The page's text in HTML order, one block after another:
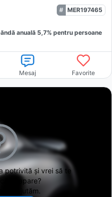
MER197465
anuală 5,7% pentru persoane
Mesaj Favorite
potrivită și vrei să te
apare?
te ajutăm.